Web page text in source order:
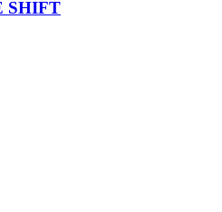
SHIFT